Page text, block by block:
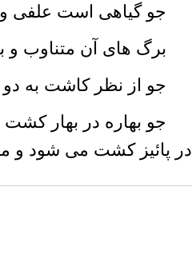
جو گیاهی است علفی و
برگ های آن متناوب و
جو از نظر کاشت به
جو بهاره در بهار
در پائیز کشت می شود و